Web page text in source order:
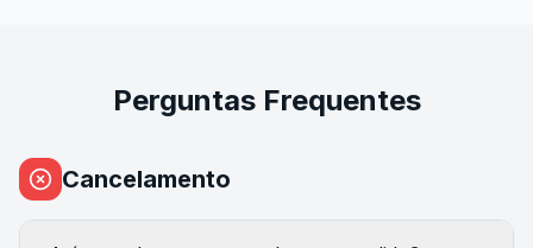
Perguntas Frequentes
Cancelamento